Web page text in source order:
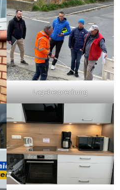
Lagebesprechung